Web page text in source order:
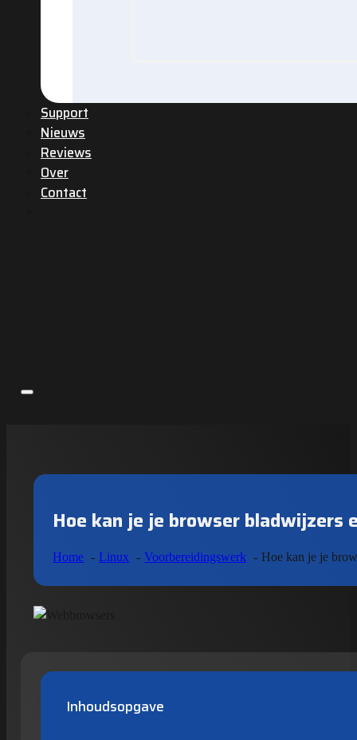
Support
Nieuws
Reviews
Over
Contact
Hoe kan je je browser bladwijzers
Home Linux Voorbereidingswerk Hoe kan je je
Inhoudsopgave